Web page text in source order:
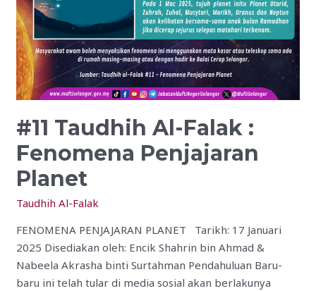
#11 Taudhih Al-Falak :
Fenomena Penjajaran
Planet
Taudhih Al-Falak
FENOMENA PENJAJARAN PLANET Tarikh: 17 Januari
2025 Disediakan oleh: Encik Shahrin bin Ahmad &
Nabeela Akrasha binti Surtahman Pendahuluan Baru-
baru ini telah tular di media sosial akan berlakunya